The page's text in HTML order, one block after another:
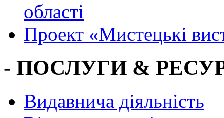
області
Проект «Мистецькі
- ПОСЛУГИ &
Видавнича діяльність